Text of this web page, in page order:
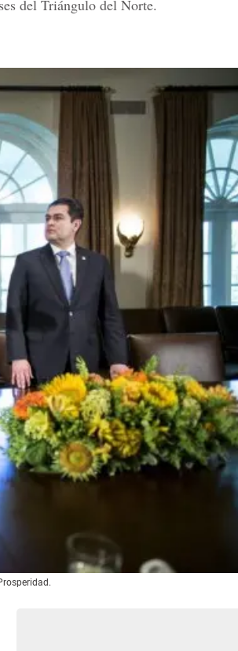
del Triángulo del Norte.